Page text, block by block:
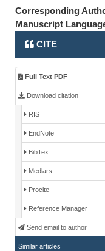
Corresponding
Manuscript
CITE
Full Text PDF
Download citation
RIS
EndNote
BibTex
Medlars
Procite
Reference Manager
Send email to author
Similar articles